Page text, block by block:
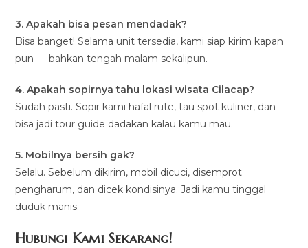
3. Apakah bisa pesan mendadak?
Bisa banget! Selama unit tersedia, kami siap kirim kapan
pun — bahkan tengah malam sekalipun.
4. Apakah sopirnya tahu lokasi wisata Cilacap?
Sudah pasti. Sopir kami hafal rute, tau spot kuliner, dan
bisa jadi tour guide dadakan kalau kamu mau.
5. Mobilnya bersih gak?
Selalu. Sebelum dikirim, mobil dicuci, disemprot
pengharum, dan dicek kondisinya. Jadi kamu tinggal
duduk manis.
Hubungi Kami Sekarang!